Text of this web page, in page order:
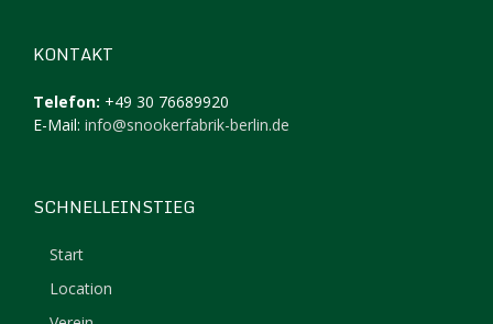
KONTAKT
Telefon: +49 30 76689920
E-Mail: info@snookerfabrik-berlin.de
SCHNELLEINSTIEG
Start
Location